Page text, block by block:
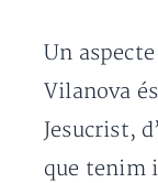
Un
Vilanova
Jesucrist,
que tenim